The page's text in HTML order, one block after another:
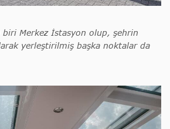
biri Merkez İstasyon olup, şehrin
yerleştirilmiş başka noktalar da